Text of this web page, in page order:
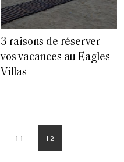
3 raisons de réserver
vos vacances au Eagles
Villas
11 12